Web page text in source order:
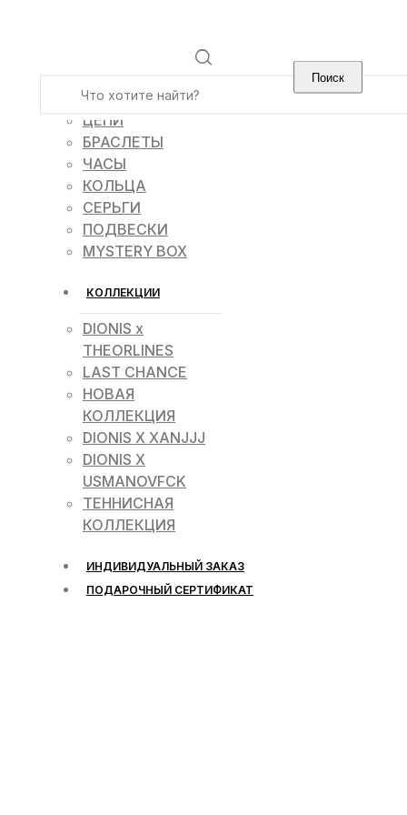
ЦЕПИ
БРАСЛЕТЫ
ЧАСЫ
КОЛЬЦА
СЕРЬГИ
ПОДВЕСКИ
MYSTERY BOX
КОЛЛЕКЦИИ
DIONIS x
THEORLINES
LAST CHANCE
НОВАЯ
КОЛЛЕКЦИЯ
DIONIS X XANJJJ
DIONIS X
USMANOVFCK
ТЕННИСНАЯ
КОЛЛЕКЦИЯ
ИНДИВИДУАЛЬНЫЙ ЗАКАЗ
ПОДАРОЧНЫЙ СЕРТИФИКАТ